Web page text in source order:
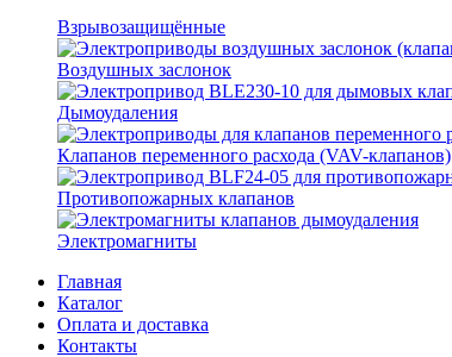
Взрывозащищённые
Воздушных заслонок
Дымоудаления
Клапанов переменного расхода (VAV-клапанов)
Противопожарных клапанов
Электромагниты
Главная
Каталог
Оплата и доставка
Контакты